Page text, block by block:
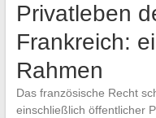
Privatleben
Frankreich:
Rahmen
Das französische Recht
einschließlich öffentlicher